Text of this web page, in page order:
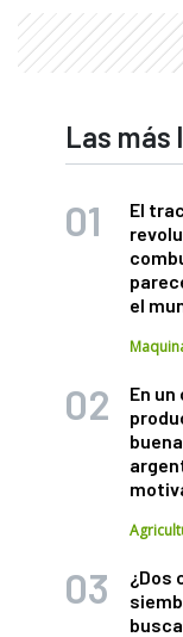
Las más
El
el
En
¿Dos